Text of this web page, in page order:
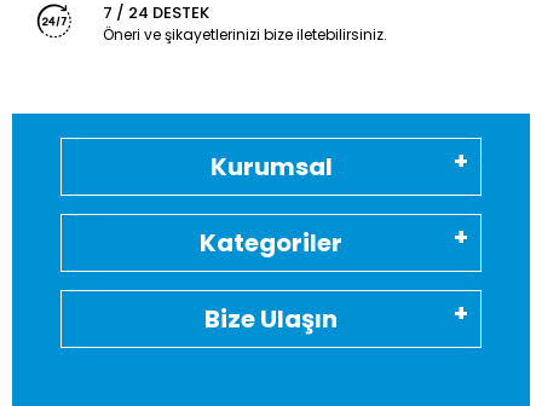
7 / 24 DESTEK
Öneri ve şikayetlerinizi bize iletebilirsiniz.
Kurumsal
Kategoriler
Bize Ulaşın